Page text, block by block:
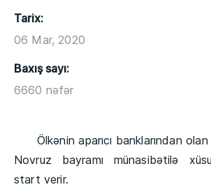
Tarix:
06 Mar, 2020
Baxış sayı:
6660 nəfər
Ölkənin aparıcı banklarından olan
Novruz bayramı münasibətilə
start verir.